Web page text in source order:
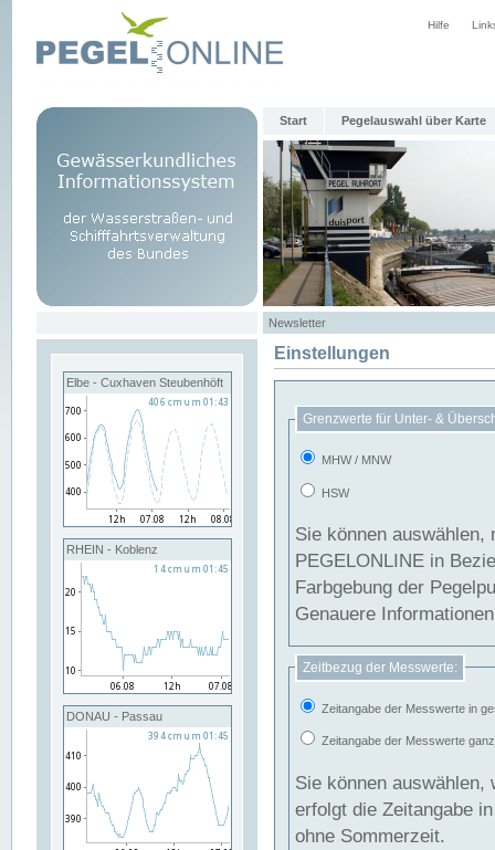
Hilfe
Start Pegelauswahl über Karte
Newsletter
Elbe - Cuxhaven Steubenhöft
RHEIN - Koblenz
DONAU - Passau
Einstellungen
Grenzwerte für Unter- &
MHW / MNW
HSW
Sie können
PEGELONLINE in Beziehung
Farbgebung der
Genauere
Zeitbezug der Messwerte:
Zeitangabe der Messwerte in
Zeitangabe der Messwerte
Sie können auswählen,
erfolgt die Zeitangabe
ohne Sommerzeit.